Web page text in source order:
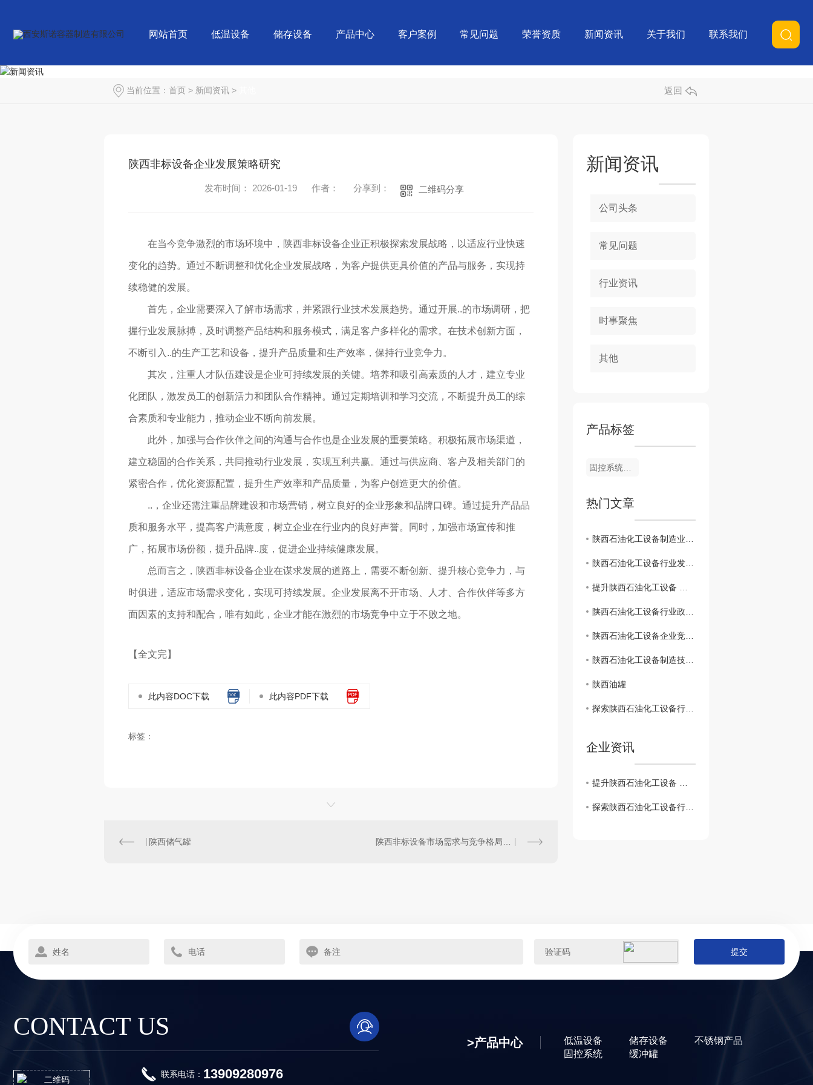
网站首页 低温设备 储存设备 产品中心 客户案例 常见问题 荣誉资质 新闻资讯 关于我们 联系我们
当前位置： 首页 > 新闻资讯 > 返回
陕西非标设备企业发展策略研究
发布时间： 2026-01-19 作者： 分享到： 二维码分享
在当今竞争激烈的市场环境中，陕西非标设备企业正积极探索发展战略，以适应行业快速
变化的趋势。通过不断调整和优化企业发展战略，为客户提供更具价值的产品与服务，实现持
续稳健的发展。
首先，企业需要深入了解市场需求，并紧跟行业技术发展趋势。通过开展..的市场调研，把
握行业发展脉搏，及时调整产品结构和服务模式，满足客户多样化的需求。在技术创新方面，
不断引入..的生产工艺和设备，提升产品质量和生产效率，保持行业竞争力。
其次，注重人才队伍建设是企业可持续发展的关键。培养和吸引高素质的人才，建立专业
化团队，激发员工的创新活力和团队合作精神。通过定期培训和学习交流，不断提升员工的综
合素质和专业能力，推动企业不断向前发展。
此外，加强与合作伙伴之间的沟通与合作也是企业发展的重要策略。积极拓展市场渠道，
建立稳固的合作关系，共同推动行业发展，实现互利共赢。通过与供应商、客户及相关部门的
紧密合作，优化资源配置，提升生产效率和产品质量，为客户创造更大的价值。
..，企业还需注重品牌建设和市场营销，树立良好的企业形象和品牌口碑。通过提升产品品
质和服务水平，提高客户满意度，树立企业在行业内的良好声誉。同时，加强市场宣传和推
广，拓展市场份额，提升品牌..度，促进企业持续健康发展。
总而言之，陕西非标设备企业在谋求发展的道路上，需要不断创新、提升核心竞争力，与
时俱进，适应市场需求变化，实现可持续发展。企业发展离不开市场、人才、合作伙伴等多方
面因素的支持和配合，唯有如此，企业才能在激烈的市场竞争中立于不败之地。
【全文完】
此内容DOC下载 此内容PDF下载
标签：
陕西储气罐 陕西非标设备市场需求与竞争格局分析
新闻资讯
公司头条
常见问题
行业资讯
时事聚焦
其他
产品标签
固控系统泥浆罐
热门文章
陕西石油化工设备制造业现状与前景展望
陕西石油化工设备行业发展动态分析
提升陕西石油化工设备 生产管理水平
陕西石油化工设备行业政策解读与展望
陕西石油化工设备企业竞争态势调研
陕西石油化工设备制造技术创新解析
陕西油罐
探索陕西石油化工设备行业发展趋势
企业资讯
提升陕西石油化工设备 生产管理水平
探索陕西石油化工设备行业发展趋势
提交
CONTACT US
联系电话： 13909280976
产品中心 低温设备 储存设备
不锈钢产品
固控系统
缓冲罐